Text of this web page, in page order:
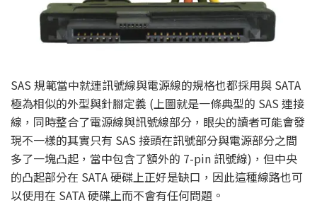
SAS 規範當中就連訊號線與電源線的規格也都採用與 SATA
極為相似的外型與針腳定義 (上圖就是一條典型的 SAS 連接
線，同時整合了電源線與訊號線部分，眼尖的讀者可能會發
現不一樣的其實只有 SAS 接頭在訊號部分與電源部分之間
多了一塊凸起，當中包含了額外的 7-pin 訊號線)，但中央
的凸起部分在 SATA 硬碟上正好是缺口，因此這種線路也可
以使用在 SATA 硬碟上而不會有任何問題。